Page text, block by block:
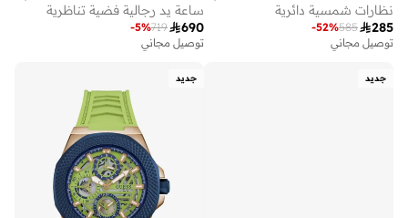
نظارات شمسية دائرية
285
585
-52%
توصيل مجاني
ساعة يد رجالية فضية تناظرية
690
719
-5%
توصيل مجاني
جديد جديد